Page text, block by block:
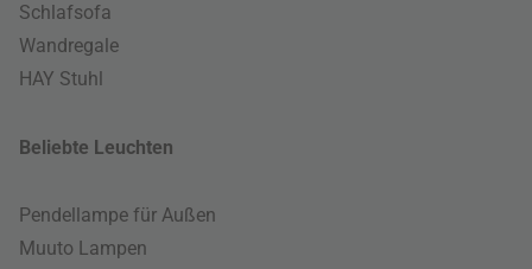
Schlafsofa
Wandregale
HAY Stuhl
Beliebte Leuchten
Pendellampe für Außen
Muuto Lampen